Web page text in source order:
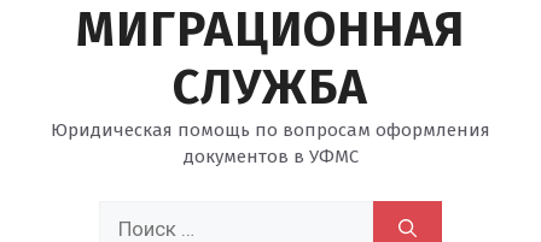
МИГРАЦИОННАЯ
СЛУЖБА
Юридическая помощь по вопросам оформления
документов в УФМС